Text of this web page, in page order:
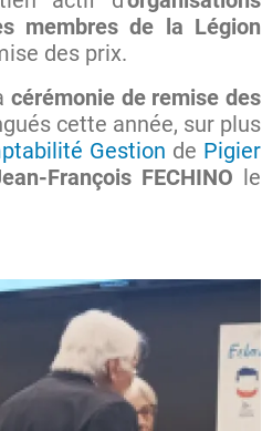
membres de la Légion
des prix.
cérémonie de remise des
cette année, sur plus
Gestion de Pigier
François FECHINO le